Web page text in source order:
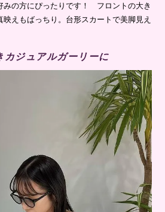
みの方にぴったりです！ フロントの大き
えもばっちり。台形スカートで美脚見え
カジュアルガーリーに